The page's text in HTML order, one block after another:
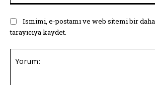
Ismimi, e-postamı ve web sitemi bir
tarayıcıya kaydet.